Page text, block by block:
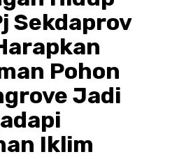
Sekdaprov
Pohon
Jadi
Iklim